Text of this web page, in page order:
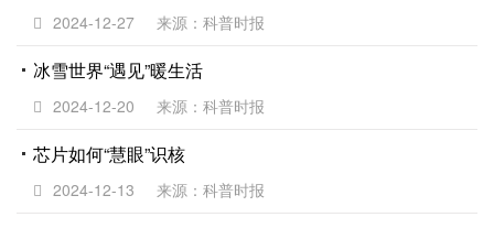
2024-12-27 来源：科普时报
冰雪世界“遇见”暖生活
2024-12-20 来源：科普时报
芯片如何“慧眼”识核
2024-12-13 来源：科普时报